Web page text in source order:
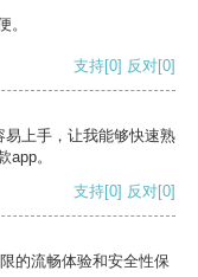
。
支持[0] 反对[0]
上手，让我能够快速熟
。
支持[0] 反对[0]
的流畅体验和安全性保